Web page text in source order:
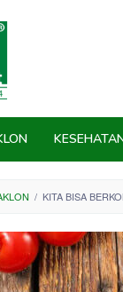
/ KITA BISA